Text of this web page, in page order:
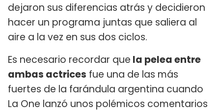
dejaron sus diferencias atrás y decidieron
hacer un programa juntas que saliera al
aire a la vez en sus dos ciclos.
Es necesario recordar que la pelea entre
ambas actrices fue una de las más
fuertes de la farándula argentina cuando
La One lanzó unos polémicos comentarios